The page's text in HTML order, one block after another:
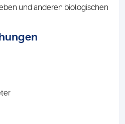
und anderen biologischen